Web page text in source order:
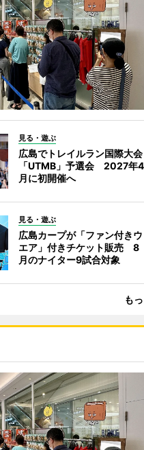
見る・遊ぶ
広島でトレイルラン国際大会
「UTMB」予選会 2027年4
月に初開催へ
見る・遊ぶ
広島カープが「ファン付きウ
エア」付きチケット販売 8
月のナイター9試合対象
も